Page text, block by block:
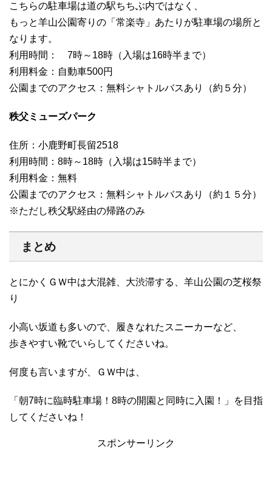
こちらの駐車場は道の駅ちちぶ内ではなく、
もっと羊山公園寄りの「常楽寺」あたりが駐車場の場所と
なります。
利用時間： 7時～18時（入場は16時半まで）
利用料金：自動車500円
公園までのアクセス：無料シャトルバスあり（約５分）
秩父ミューズパーク
住所：小鹿野町長留2518
利用時間：8時～18時（入場は15時半まで）
利用料金：無料
公園までのアクセス：無料シャトルバスあり（約１５分）
※ただし秩父駅経由の帰路のみ
まとめ
とにかくＧＷ中は大混雑、大渋滞する、羊山公園の芝桜祭
り
小高い坂道も多いので、履きなれたスニーカーなど、
歩きやすい靴でいらしてくださいね。
何度も言いますが、ＧＷ中は、
「朝7時に臨時駐車場！8時の開園と同時に入園！」を目指
してくださいね！
スポンサーリンク